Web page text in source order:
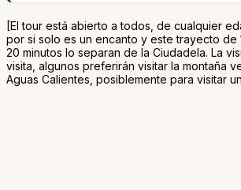
[El tour está abierto a todos, de cualquier
por si solo es un encanto y este trayecto de
20 minutos lo separan de la Ciudadela. La
visita, algunos preferirán visitar la montaña
Aguas Calientes, posiblemente para visitar